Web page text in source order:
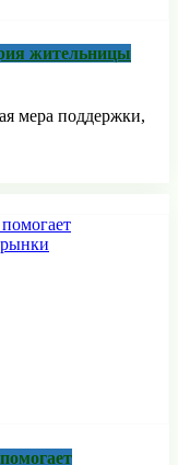
жительницы
мера поддержки,